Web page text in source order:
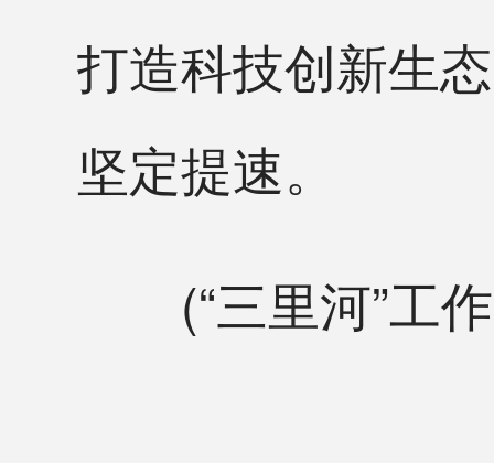
打造科技创新生
坚定提速。
(“三里河”工